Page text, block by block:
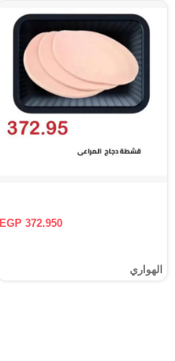
EGP 372.950
الهواري